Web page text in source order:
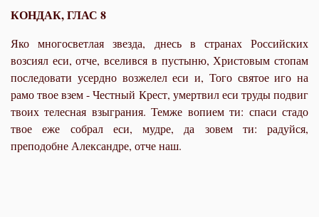
КОНДАК, ГЛАС 8
Яко многосветлая звезда, днесь в странах Российских
возсиял еси, отче, вселився в пустыню, Христовым стопам
последовати усердно возжелел еси и, Того святое иго на
рамо твое взем - Честный Крест, умертвил еси труды подвиг
твоих телесная взыграния. Темже вопием ти: спаси стадо
твое еже собрал еси, мудре, да зовем ти: радуйся,
преподобне Александре, отче наш.